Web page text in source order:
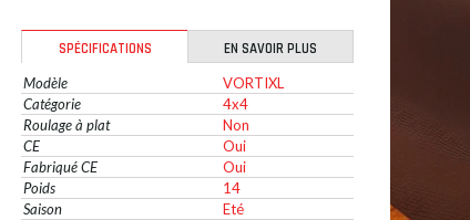
SPÉCIFICATIONS
EN SAVOIR PLUS
Modèle
VORTIXL
Catégorie
4x4
Roulage à plat
Non
CE
Oui
Fabriqué CE
Oui
Poids
14
Saison
Eté